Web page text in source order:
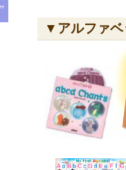
▼アルファベ